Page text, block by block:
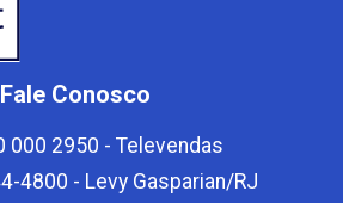
Fale Conosco
000 2950 - Televendas
4800 - Levy Gasparian/RJ